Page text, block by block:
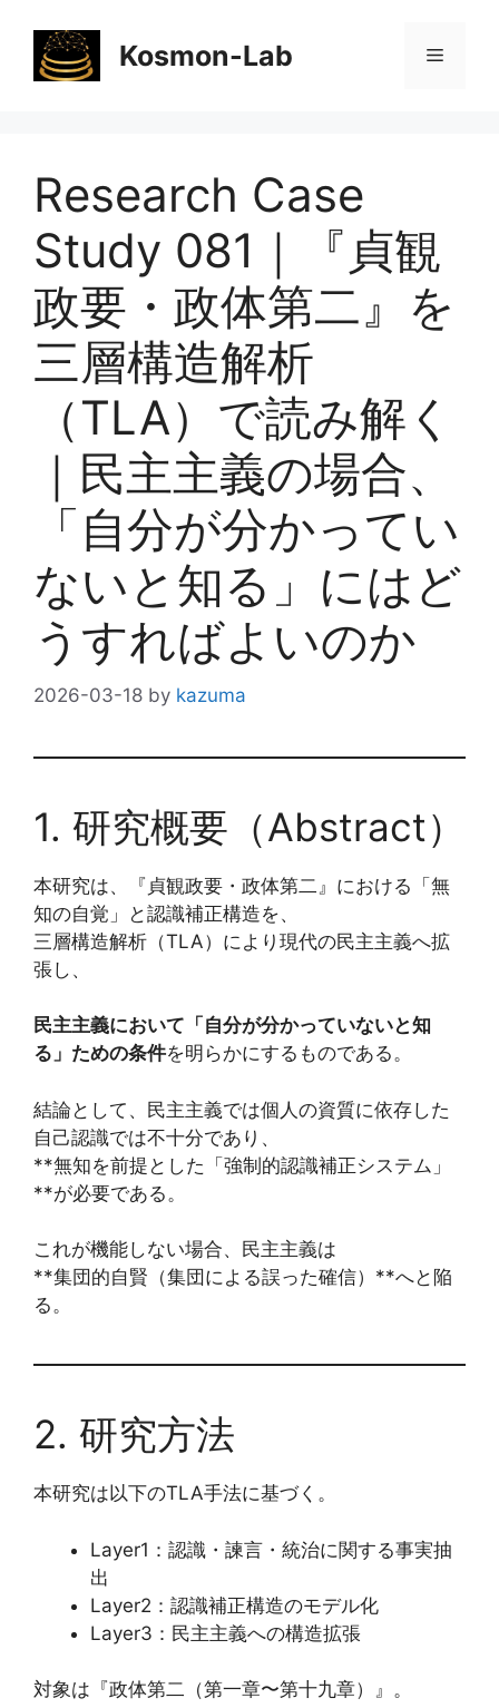
Kosmon-Lab メ
Research Case
Study 081｜『貞観
政要・政体第二』を
三層構造解析
（TLA）で読み解く
｜民主主義の場合、
「自分が分かってい
ないと知る」にはど
うすればよいのか
2026-03-18 by kazuma
1. 研究概要（Abstract）
本研究は、『貞観政要・政体第二』における「無
知の自覚」と認識補正構造を、
三層構造解析（TLA）により現代の民主主義へ拡
張し、
民主主義において「自分が分かっていないと知
る」ための条件を明らかにするものである。
結論として、民主主義では個人の資質に依存した
自己認識では不十分であり、
**無知を前提とした「強制的認識補正システム」
**が必要である。
これが機能しない場合、民主主義は
**集団的自賢（集団による誤った確信）**へと陥
る。
2. 研究方法
本研究は以下のTLA手法に基づく。
Layer1：認識・諫言・統治に関する事実抽
出
Layer2：認識補正構造のモデル化
Layer3：民主主義への構造拡張
対象は『政体第二（第一章〜第十九章）』。